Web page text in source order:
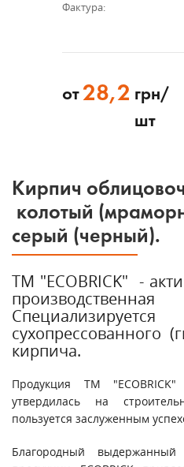
Фактура:
от28,2 грн/
шт
Кирпич
колотый
серый (черный).
ТМ "ECOBRICK" -
сухопрессованного
кирпича.
Продукция ТМ
утвердилась на
пользуется заслуженным
Благородный